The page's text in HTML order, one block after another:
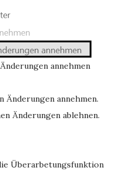
annehmen
Änderungen annehmen.
Änderungen ablehnen.
Überarbetungsfunktion